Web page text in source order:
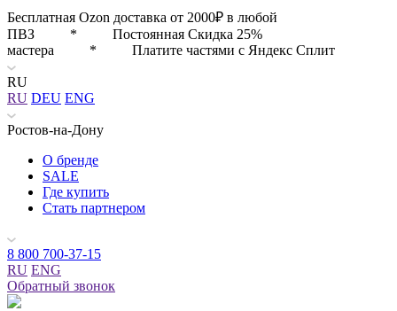
Бесплатная Ozon доставка от 2000₽ в любой
ПВЗ * Постоянная Скидка 25%
мастера * Платите частями с Яндекс Сплит
RU
RU DEU ENG
Ростов-на-Дону
О бренде
SALE
Где купить
Стать партнером
8 800 700-37-15
RU ENG
Обратный звонок